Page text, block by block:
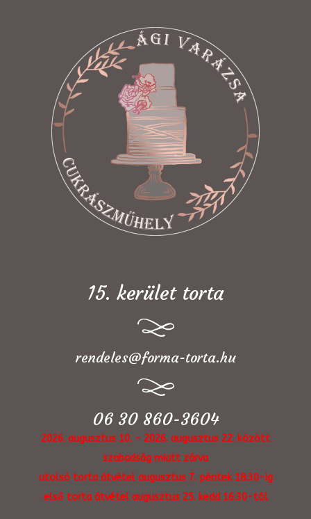
15. kerület torta
rendeles@forma-torta.hu
06 30 860-3604
2026. augusztus 10. - 2026. augusztus 22. között
szabadság miatt zárva
utolsó torta átvétel augusztus 7. péntek 18:30-ig
első torta átvétel augusztus 25. kedd 16:30-tól